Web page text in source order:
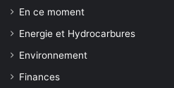
En ce moment
Energie et Hydrocarbures
Environnement
Finances